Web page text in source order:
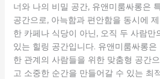
너와 나의 비밀 공간, 유앤미룸싸롱은
공간으로, 아늑함과 편안함을 동시에
한 카페나 식당이 아닌, 오직 두 사람만
있는 힐링 공간입니다. 유앤미룸싸롱
한 관계의 사람들을 위한 맞춤형 공간
고 소중한 순간을 만들어갈 수 있는 최